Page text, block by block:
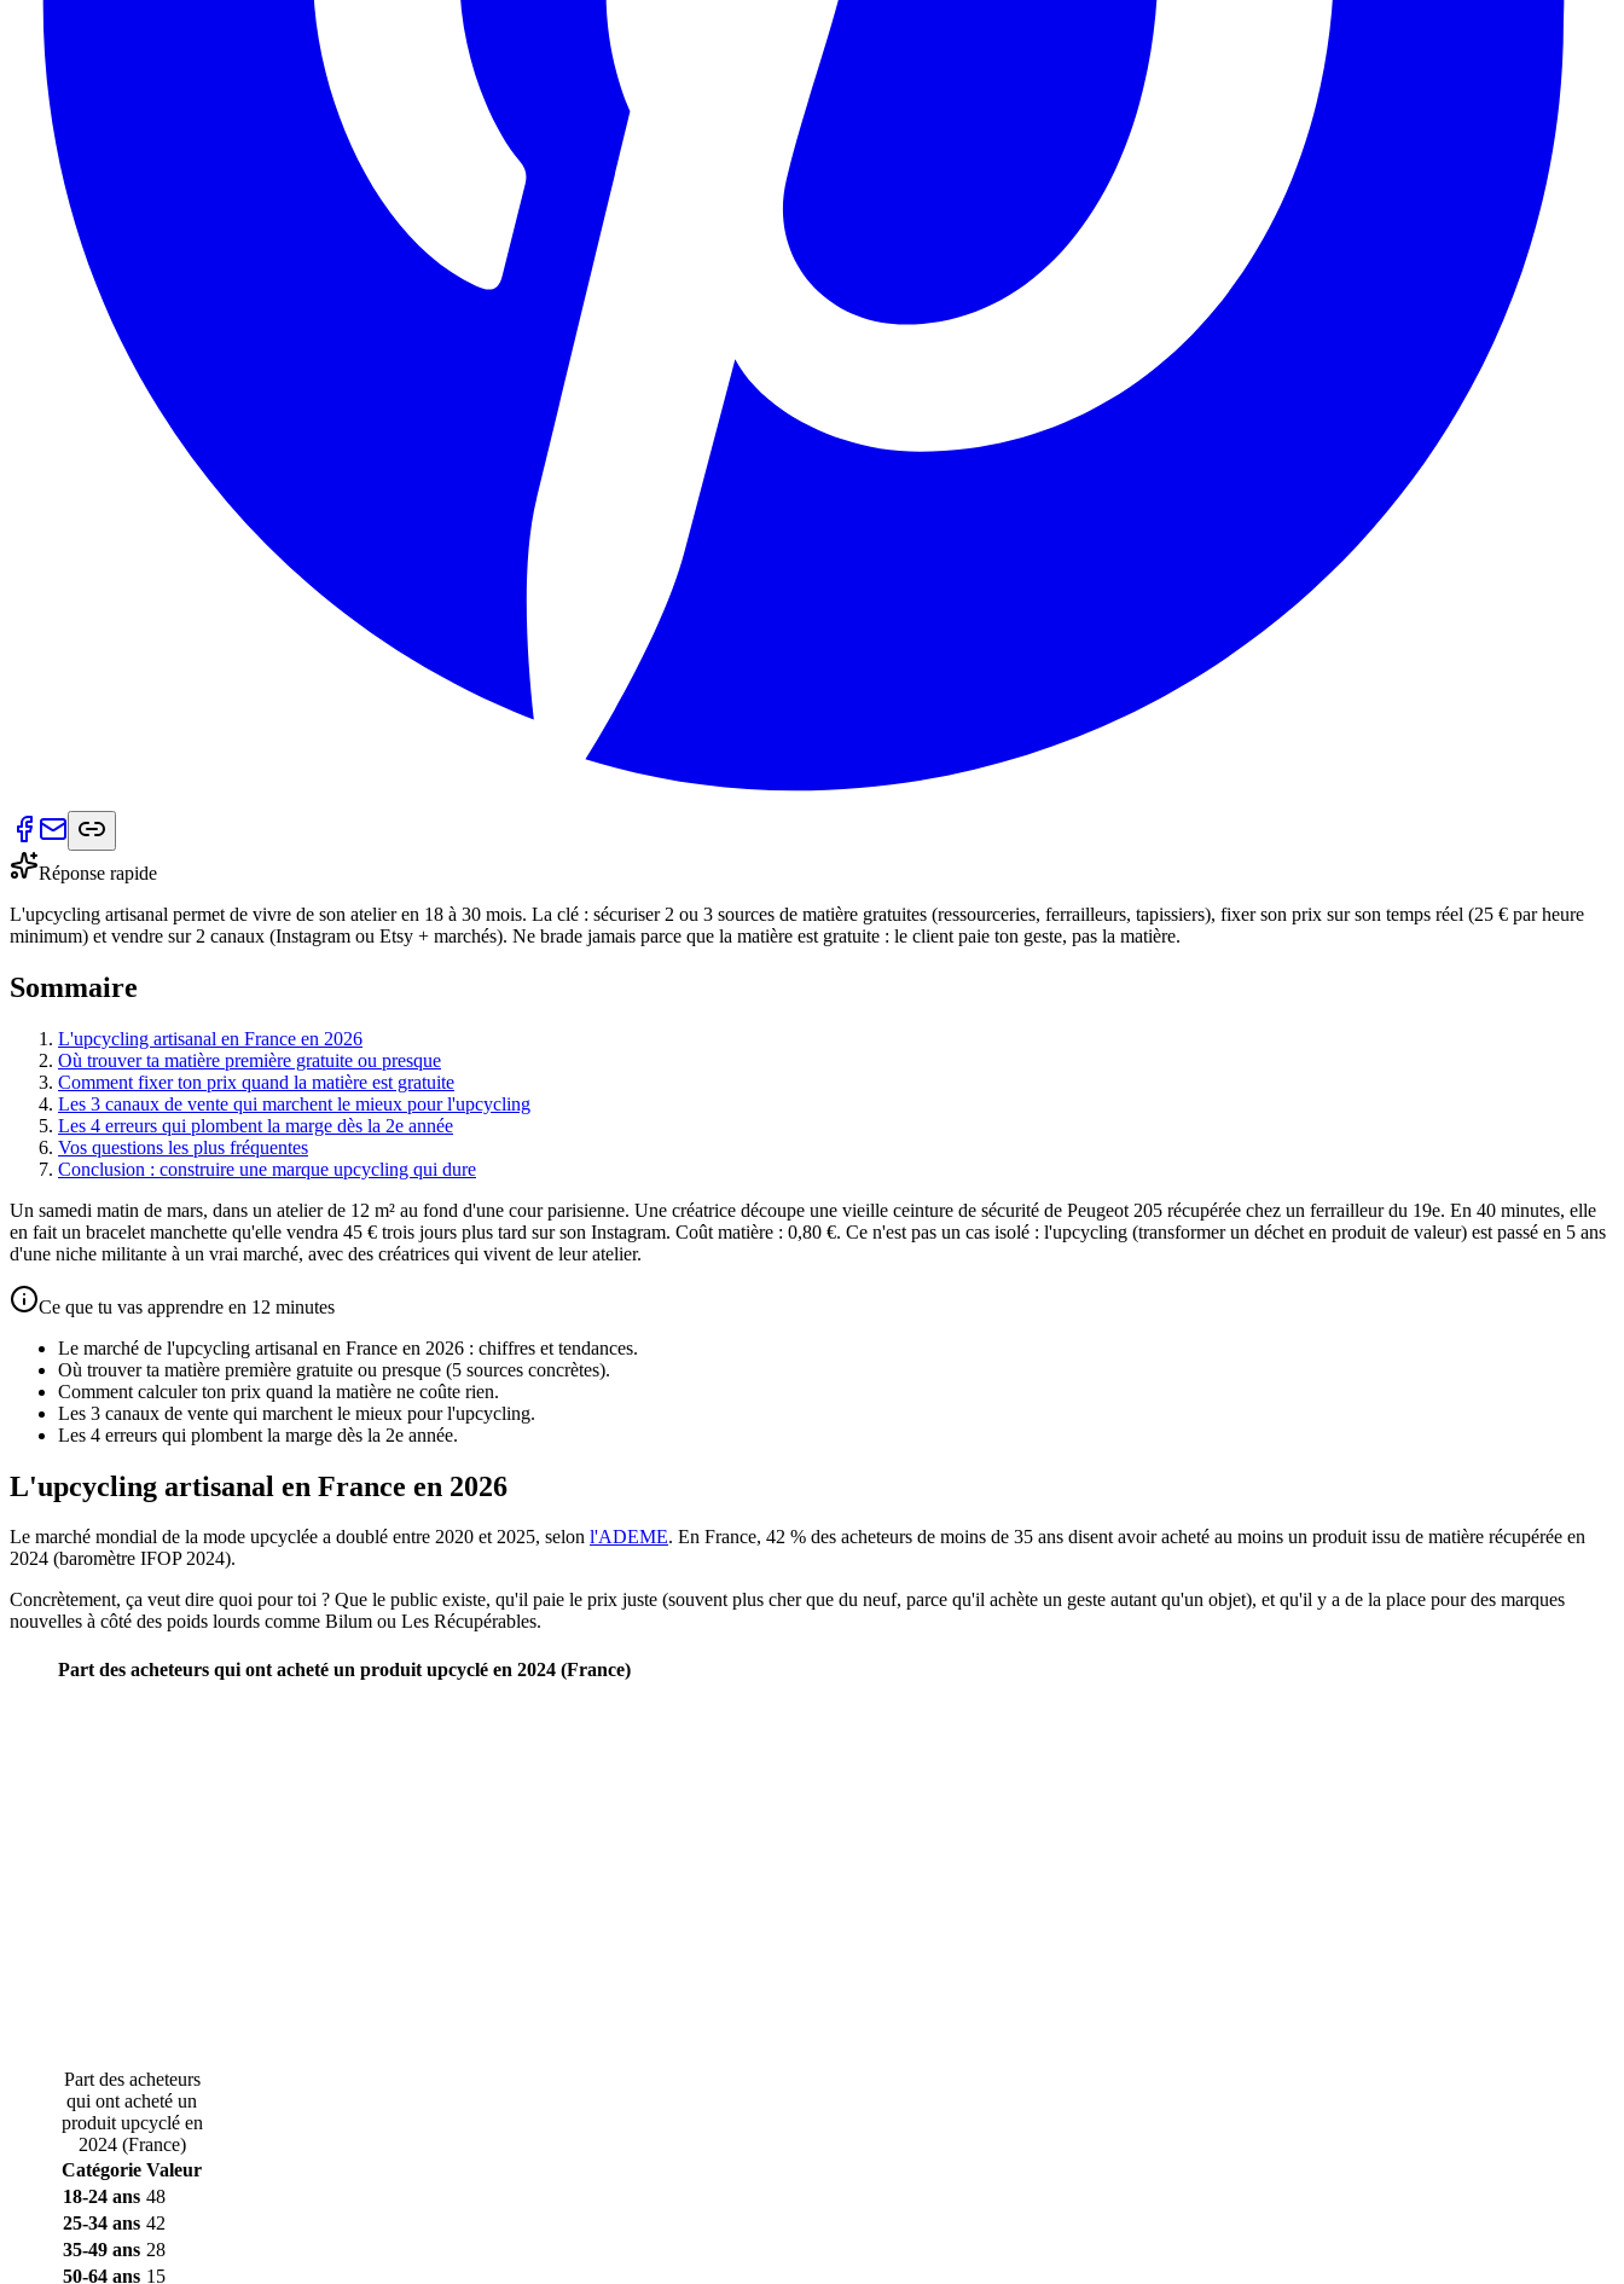
Réponse rapide
L'upcycling artisanal permet de vivre de son atelier en 18 à 30 mois. La clé : sécuriser 2 ou 3 sources de matière gratuites (ressourceries, ferrailleurs, tapissiers), fixer son prix sur son temps réel (25 € par heure
minimum) et vendre sur 2 canaux (Instagram ou Etsy + marchés). Ne brade jamais parce que la matière est gratuite : le client paie ton geste, pas la matière.
Sommaire
L'upcycling artisanal en France en 2026
Où trouver ta matière première gratuite ou presque
Comment fixer ton prix quand la matière est gratuite
Les 3 canaux de vente qui marchent le mieux pour l'upcycling
Les 4 erreurs qui plombent la marge dès la 2e année
Vos questions les plus fréquentes
Conclusion : construire une marque upcycling qui dure
Un samedi matin de mars, dans un atelier de 12 m² au fond d'une cour parisienne. Une créatrice découpe une vieille ceinture de sécurité de Peugeot 205 récupérée chez un ferrailleur du 19e. En 40 minutes, elle
en fait un bracelet manchette qu'elle vendra 45 € trois jours plus tard sur son Instagram. Coût matière : 0,80 €. Ce n'est pas un cas isolé : l'upcycling (transformer un déchet en produit de valeur) est passé en 5 ans
d'une niche militante à un vrai marché, avec des créatrices qui vivent de leur atelier.
Ce que tu vas apprendre en 12 minutes
Le marché de l'upcycling artisanal en France en 2026 : chiffres et tendances.
Où trouver ta matière première gratuite ou presque (5 sources concrètes).
Comment calculer ton prix quand la matière ne coûte rien.
Les 3 canaux de vente qui marchent le mieux pour l'upcycling.
Les 4 erreurs qui plombent la marge dès la 2e année.
L'upcycling artisanal en France en 2026
Le marché mondial de la mode upcyclée a doublé entre 2020 et 2025, selon l'ADEME. En France, 42 % des acheteurs de moins de 35 ans disent avoir acheté au moins un produit issu de matière récupérée en
2024 (baromètre IFOP 2024).
Concrètement, ça veut dire quoi pour toi ? Que le public existe, qu'il paie le prix juste (souvent plus cher que du neuf, parce qu'il achète un geste autant qu'un objet), et qu'il y a de la place pour des marques
nouvelles à côté des poids lourds comme Bilum ou Les Récupérables.
Part des acheteurs qui ont acheté un produit upcyclé en 2024 (France)
Part des acheteurs
qui ont acheté un
produit upcyclé en
2024 (France)
Catégorie Valeur
18-24 ans 48
25-34 ans 42
35-49 ans 28
50-64 ans 15